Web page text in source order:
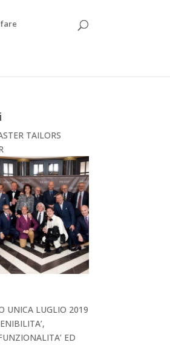
TAILORS
UNICA LUGLIO 2019
ED